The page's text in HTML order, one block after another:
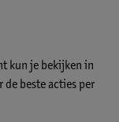
kun je bekijken in
de beste acties per